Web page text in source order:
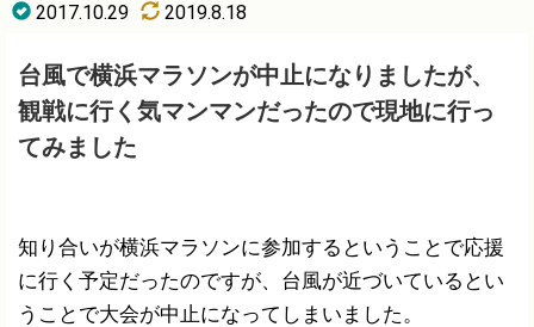
2017.10.29
2019.8.18
台風で横浜マラソンが中止になりましたが、
観戦に行く気マンマンだったので現地に行っ
てみました
知り合いが横浜マラソンに参加するということで応援
に行く予定だったのですが、台風が近づいているとい
うことで大会が中止になってしまいました。